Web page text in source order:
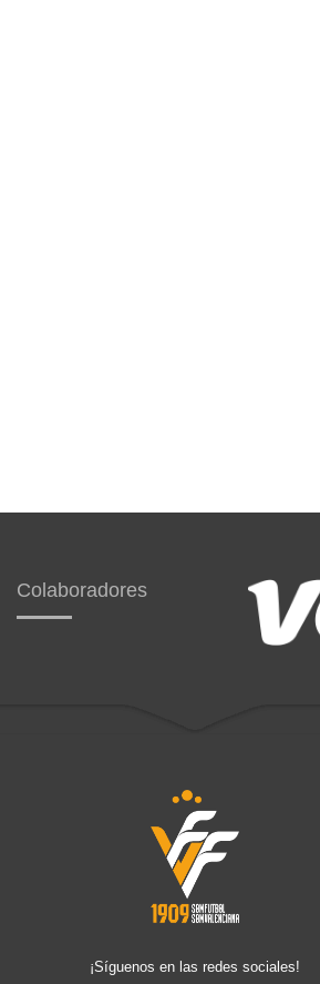
Colaboradores
¡Síguenos en las redes sociales!